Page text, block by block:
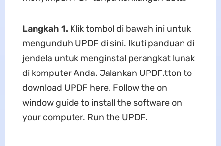
Langkah 1. Klik tombol di bawah ini untuk
mengunduh UPDF di sini. Ikuti panduan di
jendela untuk menginstal perangkat lunak
di komputer Anda. Jalankan UPDF.tton to
download UPDF here. Follow the on
window guide to install the software on
your computer. Run the UPDF.